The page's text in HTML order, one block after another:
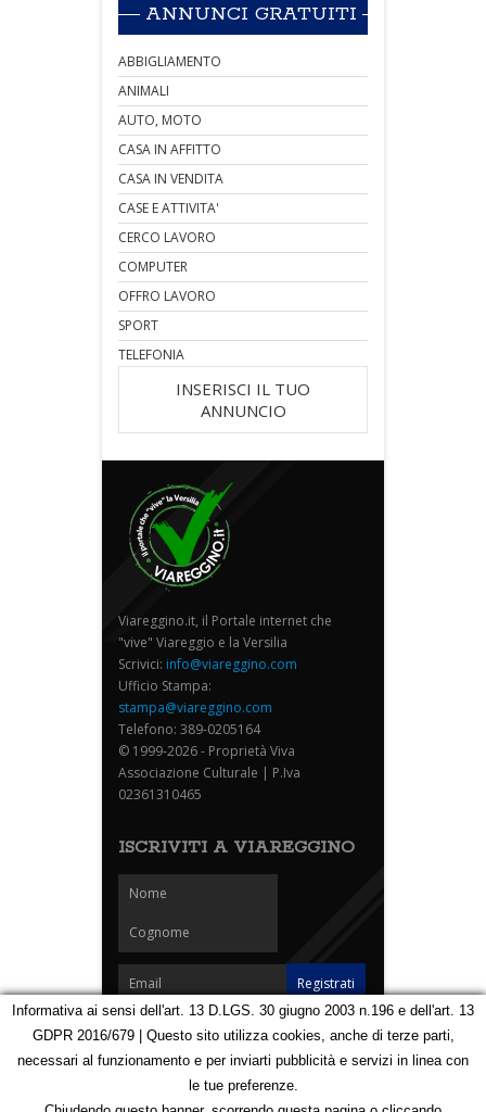
ANNUNCI GRATUITI
ABBIGLIAMENTO
ANIMALI
AUTO, MOTO
CASA IN AFFITTO
CASA IN VENDITA
CASE E ATTIVITA'
CERCO LAVORO
COMPUTER
OFFRO LAVORO
SPORT
TELEFONIA
INSERISCI IL TUO
ANNUNCIO
Viareggino.it, il Portale internet che
"vive" Viareggio e la Versilia
Scrivici: info@viareggino.com
Ufficio Stampa:
stampa@viareggino.com
Telefono: 389-0205164
© 1999-2026 - Proprietà Viva
Associazione Culturale | P.Iva
02361310465
ISCRIVITI A VIAREGGINO
Homepage Notizie Speciali Eventi
Foto Carnevale
Mappa
Informativa ai sensi dell'art. 13 D.LGS. 30 giugno 2003 n.196 e dell'art. 13
GDPR 2016/679 | Questo sito utilizza cookies, anche di terze parti,
necessari al funzionamento e per inviarti pubblicità e servizi in linea con
le tue preferenze.